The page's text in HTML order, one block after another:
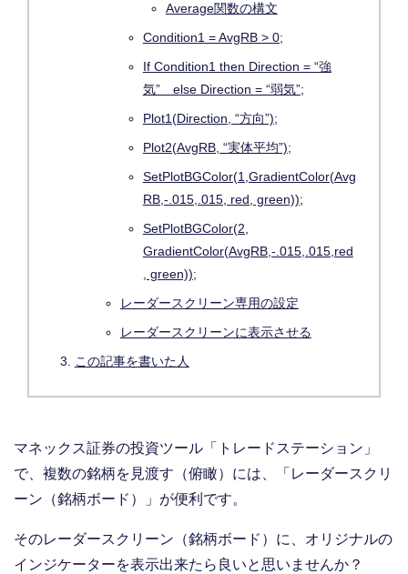
Average関数の構文
Condition1 = AvgRB > 0;
If Condition1 then Direction = “強
気” else Direction = “弱気”;
Plot1(Direction, “方向”);
Plot2(AvgRB, “実体平均”);
SetPlotBGColor(1,GradientColor(Avg
RB,-.015,.015, red, green));
SetPlotBGColor(2,
GradientColor(AvgRB,-.015,.015,red
, green));
レーダースクリーン専用の設定
レーダースクリーンに表示させる
この記事を書いた人
マネックス証券の投資ツール「トレードステーション」
で、複数の銘柄を見渡す（俯瞰）には、「レーダースクリ
ーン（銘柄ボード）」が便利です。
そのレーダースクリーン（銘柄ボード）に、オリジナルの
インジケーターを表示出来たら良いと思いませんか？